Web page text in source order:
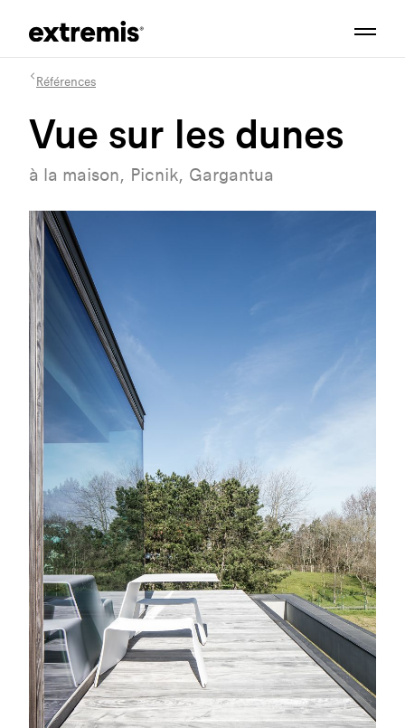
Références
Vue sur les dunes
à la maison, Picnik, Gargantua